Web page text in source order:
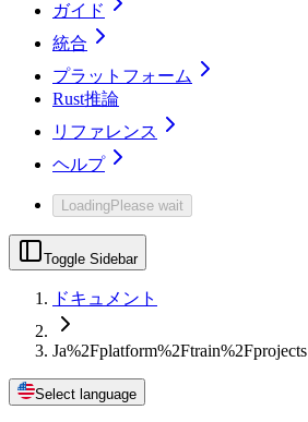
ガイド
統合
プラットフォーム
Rust推論
リファレンス
ヘルプ
LoadingPlease wait
Toggle Sidebar
ドキュメント
Ja%2Fplatform%2Ftrain%2Fprojects
Select language